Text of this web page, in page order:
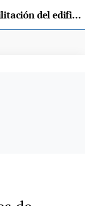
Comienzan las obras de rehabilitación del edificio auxiliar de la Casa de Gracia Noriega